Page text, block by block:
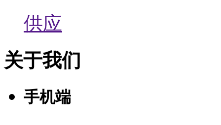
供应
关于我们
手机端